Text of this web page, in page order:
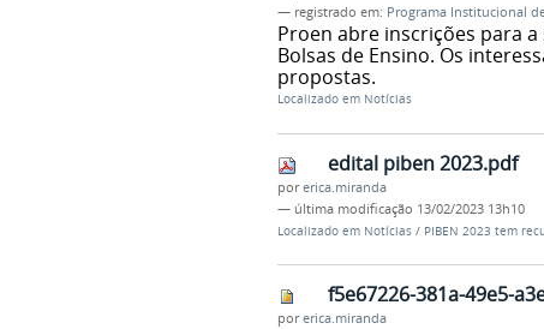
— registrado em: Programa Institucional
Proen abre inscrições para
Bolsas de Ensino. Os
propostas.
Localizado em Notícias
edital piben 2023.pdf
porerica.miranda
— última modificação 13/02/2023 13h10
Localizado em Notícias / PIBEN 2023 tem
f5e67226-381a-49e5-
porerica.miranda